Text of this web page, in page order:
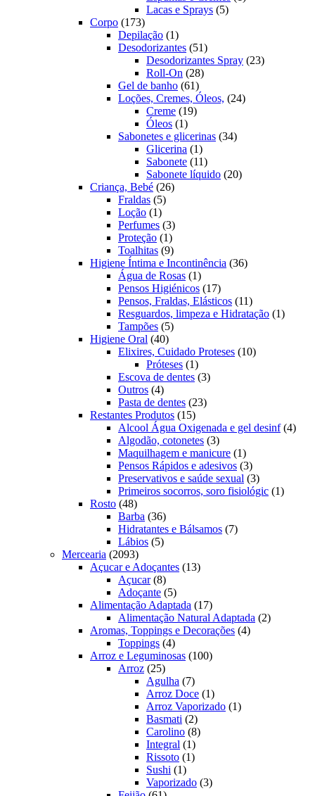
Lacas e Sprays 55
Corpo 173173
produtos
Depilação 11
produto
Desodorizantes 5151
produtos
Desodorizantes Spray 2323
Roll-On 2828
Gel de banho 6161
produtos
Loções, Cremes, Óleos, 2424
Creme 1919
Óleos 11
produto
Sabonetes e glicerinas 3434
Glicerina 11
produto
Sabonete 1111
produtos
Sabonete líquido 2020
Criança, Bebé 2626
Fraldas 55
Loção 11
produto
Perfumes 33
produtos
Proteção 11
produto
Toalhitas 99
produtos
Higiene Íntima e Incontinência 3636
Água de Rosas 11
produto
Pensos Higiénicos 1717
produtos
Pensos, Fraldas, Elásticos 1111
produtos
Resguardos, limpeza e Hidratação 11
Tampões 55
Higiene Oral 4040
produtos
Elixires, Cuidado Proteses 1010
Próteses 11
produto
Escova de dentes 33
Outros 44
produtos
Pasta de dentes 2323
Restantes Produtos 1515
produtos
Alcool Água Oxigenada e gel desinf 44
Algodão, cotonetes 33
produtos
Maquilhagem e manicure 11
produto
Pensos Rápidos e adesivos 33
produtos
Preservativos e saúde sexual 33
produtos
Primeiros socorros, soro fisiológic 11
Rosto 4848
produtos
Barba 3636
produtos
Hidratantes e Bálsamos 77
Lábios 55
Mercearia 20932093
produtos
Açucar e Adoçantes 1313
Açucar 88
produtos
Adoçante 55
produtos
Alimentação Adaptada 1717
produtos
Alimentação Natural Adaptada 22
Aromas, Toppings e Decorações 44
Toppings 44
produtos
Arroz e Leguminosas 100100
Arroz 2525
produtos
Agulha 77
produtos
Arroz Doce 11
produto
Arroz Vaporizado 11
Basmati 22
produtos
Carolino 88
Integral 11
produto
Rissoto 11
Sushi 11
produto
Vaporizado 33